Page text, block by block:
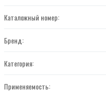
Каталожный номер:
Бренд:
Категория:
Применяемость: